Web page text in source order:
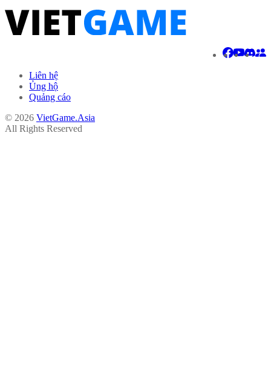
Liên hệ
Ủng hộ
Quảng cáo
© 2026 VietGame.Asia
All Rights Reserved